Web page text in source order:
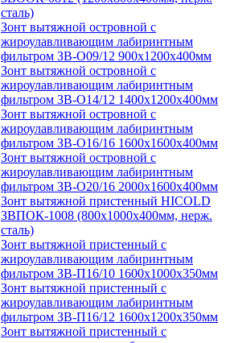
сталь)
Зонт вытяжной островной с
жироулавливающим лабиринтным
фильтром ЗВ-О09/12 900х1200х400мм
Зонт вытяжной островной с
жироулавливающим лабиринтным
фильтром ЗВ-О14/12 1400х1200х400мм
Зонт вытяжной островной с
жироулавливающим лабиринтным
фильтром ЗВ-О16/16 1600х1600х400мм
Зонт вытяжной островной с
жироулавливающим лабиринтным
фильтром ЗВ-О20/16 2000х1600х400мм
Зонт вытяжной пристенный HICOLD
ЗВПОК-1008 (800х1000х400мм, нерж.
сталь)
Зонт вытяжной пристенный с
жироулавливающим лабиринтным
фильтром ЗВ-П16/10 1600х1000х350мм
Зонт вытяжной пристенный с
жироулавливающим лабиринтным
фильтром ЗВ-П16/12 1600х1200х350мм
Зонт вытяжной пристенный с